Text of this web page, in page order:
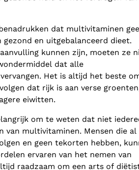
dat multivitaminen
gezond en uitgebalanceerd dieet.
kunnen zijn, moeten ze
dat alle
Het is altijd het beste
dat rijk is aan verse
eiwitten.
om te weten dat niet
van multivitaminen. Mensen die al
en geen tekorten hebben,
ervaren van het nemen van
raadzaam om een arts of